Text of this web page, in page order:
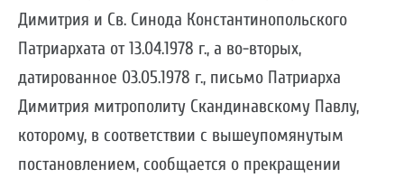
Димитрия и Св. Синода Константинопольского
Патриархата от 13.04.1978 г., а во-вторых,
датированное 03.05.1978 г., письмо Патриарха
Димитрия митрополиту Скандинавскому Павлу,
которому, в соответствии с вышеупомянутым
постановлением, сообщается о прекращении